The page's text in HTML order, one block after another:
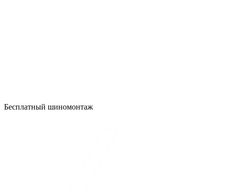
Бесплатный шиномонтаж